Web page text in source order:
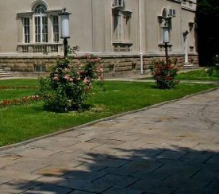
6.8.2013.
Preminula je Zorka
vazduhoplovni inženjer,
predsednik Udruženja
pilota Jugoslavije.